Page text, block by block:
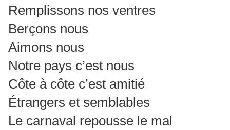
Remplissons nos ventres
Berçons nous
Aimons nous
Notre pays c’est nous
Côte à côte c’est amitié
Étrangers et semblables
Le carnaval repousse le mal